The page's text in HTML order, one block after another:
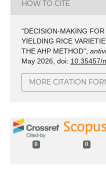
HOW TO CITE
“DECISION-MAKING
YIELDING RICE
THE AHP METHOD”,
May 2026, doi: 10.35457/
MORE CITATION
0 0